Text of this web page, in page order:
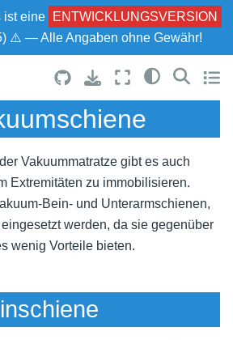
ist eine
ENTWICKLUNGSVERSION
⚠ — Alle Angaben ohne Gewähr!
Vakuummatratze gibt es auch
Extremitäten zu immobilisieren.
Bein- und Unterarmschienen,
werden, da sie gegenüber
wenig Vorteile bieten.